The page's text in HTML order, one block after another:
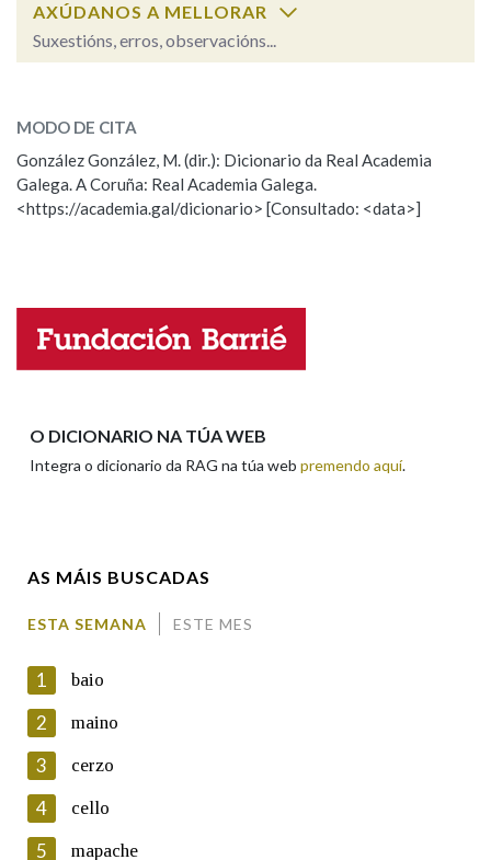
AXÚDANOS A MELLORAR
Suxestións, erros, observacións...
ESCOLLE UNHA OPCIÓN:
Observación Hai un erro na palabra
Propoño mellorar a definición
Nome
En cumprimento da normativa vixente en materia de
Protección de Datos de Carácter Persoal, a Real Academia
Galega informa a aqueles usuarios que faciliten o seu correo
electrónico, así como calquera outra información de carácter
MODO DE CITA
González González, M. (dir.): Dicionario da Real Academia
Galega. A Coruña: Real Academia Galega.
<https://academia.gal/dicionario> [Consultado: <data>]
O DICIONARIO NA TÚA WEB
Integra o dicionario da RAG na túa web premendo aquí.
AS MÁIS BUSCADAS
ESTA SEMANA ESTE MES
1 baio
2 maino
3 cerzo
4 cello
5 mapache